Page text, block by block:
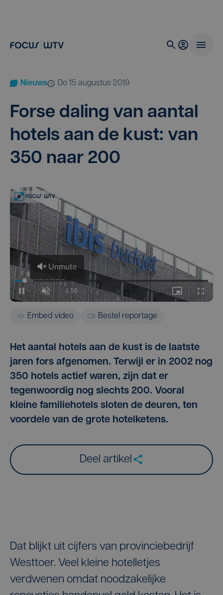
Nieuws do 15 augustus 2019
For­se daling van aan­tal
hotels aan de kust: van
350 naar 200
Embed video Bestel reportage
Het aantal hotels aan de kust is de laatste
jaren fors afgenomen. Terwijl er in 2002 nog
350 hotels actief waren, zijn dat er
tegenwoordig nog slechts 200. Vooral
kleine familiehotels sloten de deuren, ten
voordele van de grote hotelketens.
Deel artikel
Dat blijkt uit cijfers van provinciebedrijf
Westtoer. Veel kleine hotelletjes
verdwenen omdat noodzakelijke